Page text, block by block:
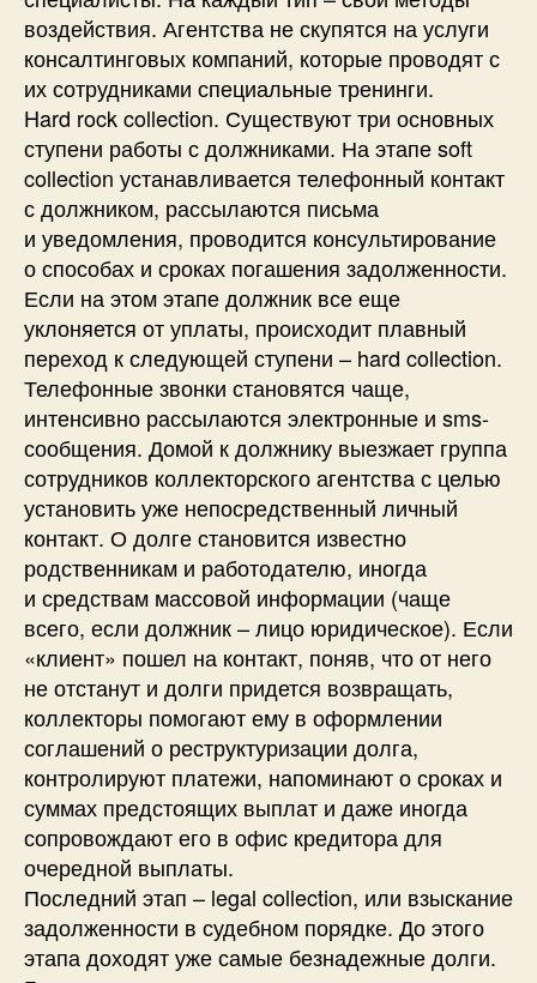
воздействия. Агентства не скупятся на услуги
консалтинговых компаний, которые проводят с
их сотрудниками специальные тренинги.
Hard rock collection. Существуют три основных
ступени работы с должниками. На этапе soft
collection устанавливается телефонный контакт
с должником, рассылаются письма
и уведомления, проводится консультирование
о способах и сроках погашения задолженности.
Если на этом этапе должник все еще
уклоняется от уплаты, происходит плавный
переход к следующей ступени – hard collection.
Телефонные звонки становятся чаще,
интенсивно рассылаются электронные и sms-
сообщения. Домой к должнику выезжает группа
сотрудников коллекторского агентства с целью
установить уже непосредственный личный
контакт. О долге становится известно
родственникам и работодателю, иногда
и средствам массовой информации (чаще
всего, если должник – лицо юридическое). Если
«клиент» пошел на контакт, поняв, что от него
не отстанут и долги придется возвращать,
коллекторы помогают ему в оформлении
соглашений о реструктуризации долга,
контролируют платежи, напоминают о сроках и
суммах предстоящих выплат и даже иногда
сопровождают его в офис кредитора для
очередной выплаты.
Последний этап – legal collection, или взыскание
задолженности в судебном порядке. До этого
этапа доходят уже самые безнадежные долги.